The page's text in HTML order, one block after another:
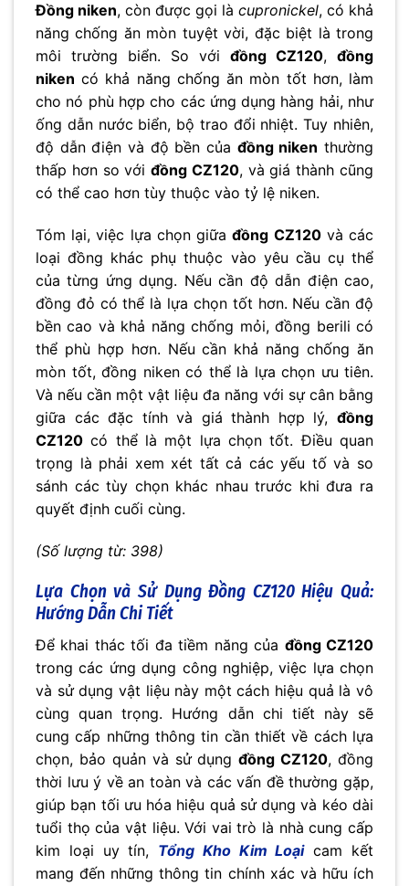
Đồng niken, còn được gọi là cupronickel, có khả
năng chống ăn mòn tuyệt vời, đặc biệt là trong
môi trường biển. So với đồng CZ120, đồng
niken có khả năng chống ăn mòn tốt hơn, làm
cho nó phù hợp cho các ứng dụng hàng hải, như
ống dẫn nước biển, bộ trao đổi nhiệt. Tuy nhiên,
độ dẫn điện và độ bền của đồng niken thường
thấp hơn so vớiđồng CZ120, và giá thành cũng
có thể cao hơn tùy thuộc vào tỷ lệ niken.
Tóm lại, việc lựa chọn giữađồng CZ120và các
loại đồng khác phụ thuộc vào yêu cầu cụ thể
của từng ứng dụng. Nếu cần độ dẫn điện cao,
đồng đỏ có thể là lựa chọn tốt hơn. Nếu cần độ
bền cao và khả năng chống mỏi, đồng berili có
thể phù hợp hơn. Nếu cần khả năng chống ăn
mòn tốt, đồng niken có thể là lựa chọn ưu tiên.
Và nếu cần một vật liệu đa năng với sự cân bằng
giữa các đặc tính và giá thành hợp lý, đồng
CZ120 có thể là một lựa chọn tốt. Điều quan
trọng là phải xem xét tất cả các yếu tố và so
sánh các tùy chọn khác nhau trước khi đưa ra
quyết định cuối cùng.
(Số lượng từ: 398)
Lựa Chọn và Sử DụngĐồng CZ120Hiệu Quả:
Hướng Dẫn Chi Tiết
Để khai thác tối đa tiềm năng của đồng CZ120
trong các ứng dụng công nghiệp, việc lựa chọn
và sử dụng vật liệu này một cách hiệu quả là vô
cùng quan trọng. Hướng dẫn chi tiết này sẽ
cung cấp những thông tin cần thiết về cách lựa
chọn, bảo quản và sử dụngđồng CZ120, đồng
thời lưu ý về an toàn và các vấn đề thường gặp,
giúp bạn tối ưu hóa hiệu quả sử dụng và kéo dài
tuổi thọ của vật liệu. Với vai trò là nhà cung cấp
kim loại uy tín, Tổng Kho Kim Loạicam kết
mang đến những thông tin chính xác và hữu ích